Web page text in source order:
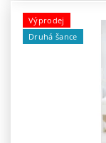
Výprodej
Druhá šance